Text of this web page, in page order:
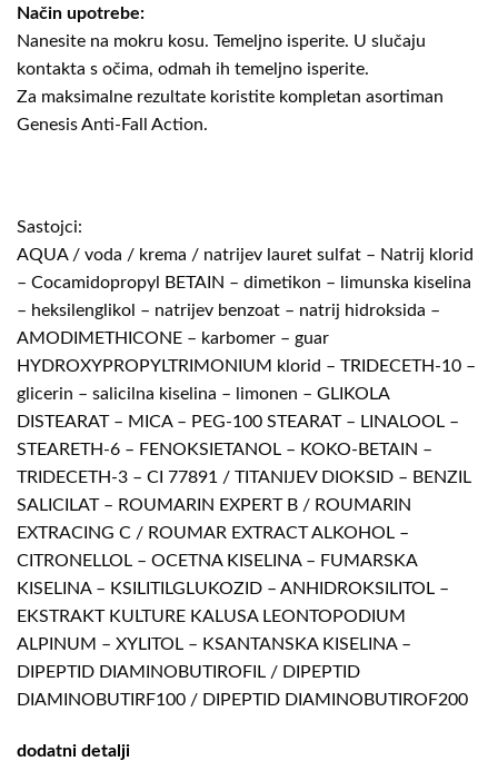
Način upotrebe:
Nanesite na mokru kosu. Temeljno isperite. U slučaju
kontakta s očima, odmah ih temeljno isperite.
Za maksimalne rezultate koristite kompletan asortiman
Genesis Anti-Fall Action.
Sastojci:
AQUA / voda / krema / natrijev lauret sulfat – Natrij klorid
– Cocamidopropyl BETAIN – dimetikon – limunska kiselina
– heksilenglikol – natrijev benzoat – natrij hidroksida –
AMODIMETHICONE – karbomer – guar
HYDROXYPROPYLTRIMONIUM klorid – TRIDECETH-10 –
glicerin – salicilna kiselina – limonen – GLIKOLA
DISTEARAT – MICA – PEG-100 STEARAT – LINALOOL –
STEARETH-6 – FENOKSIETANOL – KOKO-BETAIN –
TRIDECETH-3 – CI 77891 / TITANIJEV DIOKSID – BENZIL
SALICILAT – ROUMARIN EXPERT B / ROUMARIN
EXTRACING C / ROUMAR EXTRACT ALKOHOL –
CITRONELLOL – OCETNA KISELINA – FUMARSKA
KISELINA – KSILITILGLUKOZID – ANHIDROKSILITOL –
EKSTRAKT KULTURE KALUSA LEONTOPODIUM
ALPINUM – XYLITOL – KSANTANSKA KISELINA –
DIPEPTID DIAMINOBUTIROFIL / DIPEPTID
DIAMINOBUTIRF100 / DIPEPTID DIAMINOBUTIROF200
dodatni detalji